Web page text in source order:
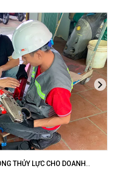
THỦY LỰC CHO DOANH